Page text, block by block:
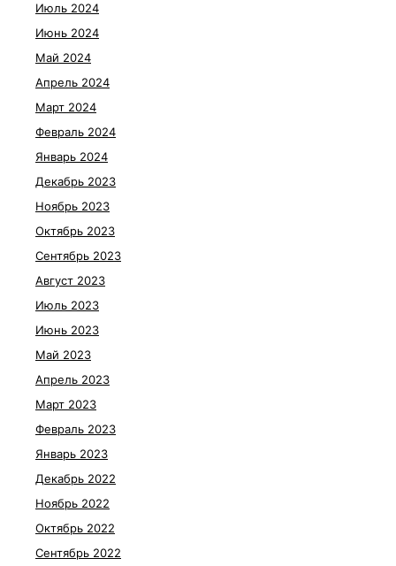
Июль 2024
Июнь 2024
Май 2024
Апрель 2024
Март 2024
Февраль 2024
Январь 2024
Декабрь 2023
Ноябрь 2023
Октябрь 2023
Сентябрь 2023
Август 2023
Июль 2023
Июнь 2023
Май 2023
Апрель 2023
Март 2023
Февраль 2023
Январь 2023
Декабрь 2022
Ноябрь 2022
Октябрь 2022
Сентябрь 2022